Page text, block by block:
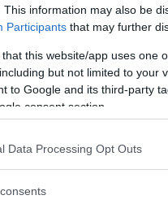
This information may also be
Participants that may further
that this website/app uses one
but not limited to your
to Google and its third-party
consent section.
Data Processing Opt Outs
Suzuki Baleno
aldrig omodernt. Här
barnsäkerhet,
& Belano.